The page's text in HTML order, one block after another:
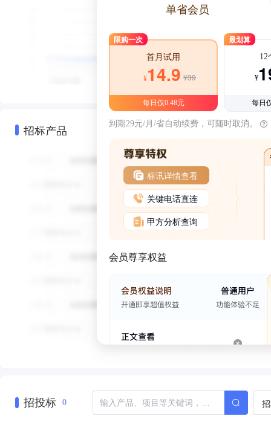
招标产品
单省会员
限购一次
首月试用
¥14.9 ¥39
每日仅0.48元
最划算
12
¥
每日
到期29元/月/省自动续费，可随时取消。
标讯详情查看
关键电话直连
甲方分析查询
会员尊享权益
招投标 0